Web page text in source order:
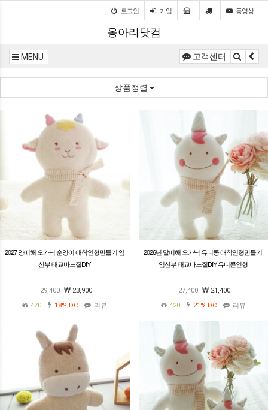
로그인 가입 동영상
옹아리닷컴
MENU 고객센터
상품정렬
2027 양띠해 오가닉 순양이 애착인형만들기 임
산부 태교바느질DIY
29,400
23,900
470
18% DC 리뷰
2026년 말띠해 오가닉 유니콩 애착인형만들기
임산부 태교바느질DIY 유니콘인형
27,400
21,400
420
21% DC 리뷰